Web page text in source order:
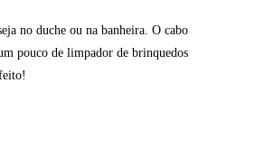
no duche ou na banheira. O cabo
pouco de limpador de brinquedos